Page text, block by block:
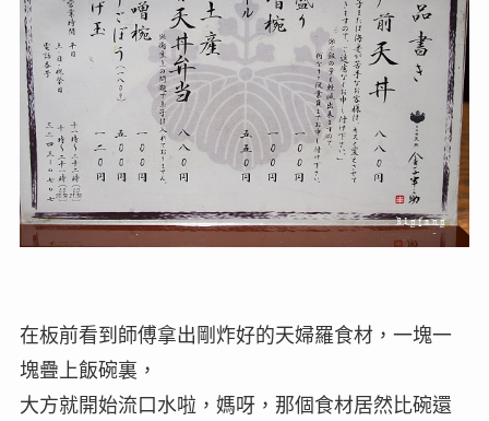
在板前看到師傅拿出剛炸好的天婦羅食材，一塊一
塊疊上飯碗裏，
大方就開始流口水啦，媽呀，那個食材居然比碗還